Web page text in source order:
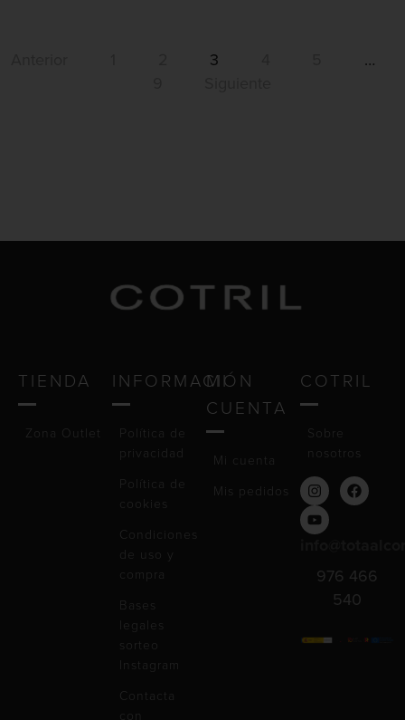
3
…
TIENDA
Zona Outlet
INFORMACIÓN
Política de
privacidad
Política de
cookies
Condiciones
de uso y
compra
Bases
legales
sorteo
Instagram
Contacta
con
MI
CUENTA
Mi cuenta
Mis pedidos
COTRIL
Sobre
nosotros
976 466
540